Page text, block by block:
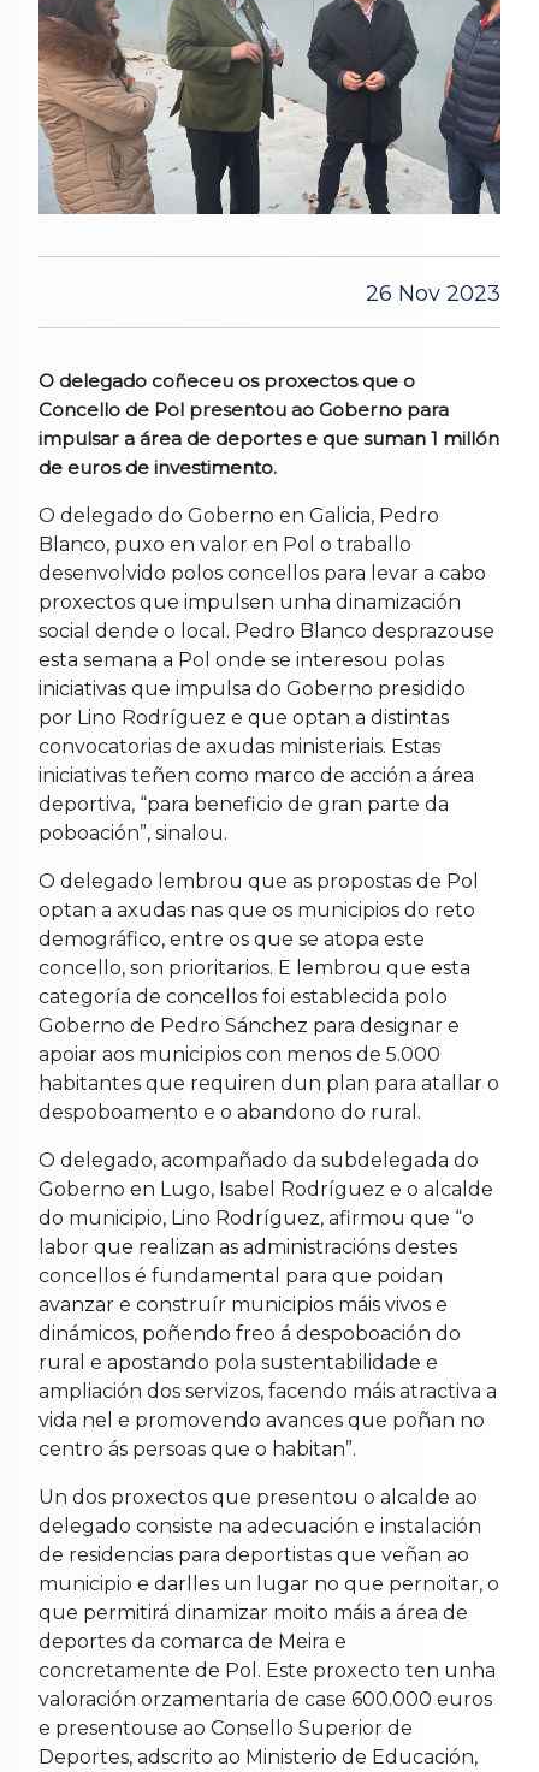
26 Nov 2023
O delegado coñeceu os proxectos que o
Concello de Pol presentou ao Goberno para
impulsar a área de deportes e que suman 1 millón
de euros de investimento.
O delegado do Goberno en Galicia, Pedro
Blanco, puxo en valor en Pol o traballo
desenvolvido polos concellos para levar a cabo
proxectos que impulsen unha dinamización
social dende o local. Pedro Blanco desprazouse
esta semana a Pol onde se interesou polas
iniciativas que impulsa do Goberno presidido
por Lino Rodríguez e que optan a distintas
convocatorias de axudas ministeriais. Estas
iniciativas teñen como marco de acción a área
deportiva, “para beneficio de gran parte da
poboación”, sinalou.
O delegado lembrou que as propostas de Pol
optan a axudas nas que os municipios do reto
demográfico, entre os que se atopa este
concello, son prioritarios. E lembrou que esta
categoría de concellos foi establecida polo
Goberno de Pedro Sánchez para designar e
apoiar aos municipios con menos de 5.000
habitantes que requiren dun plan para atallar o
despoboamento e o abandono do rural.
O delegado, acompañado da subdelegada do
Goberno en Lugo, Isabel Rodríguez e o alcalde
do municipio, Lino Rodríguez, afirmou que “o
labor que realizan as administracións destes
concellos é fundamental para que poidan
avanzar e construír municipios máis vivos e
dinámicos, poñendo freo á despoboación do
rural e apostando pola sustentabilidade e
ampliación dos servizos, facendo máis atractiva a
vida nel e promovendo avances que poñan no
centro ás persoas que o habitan”.
Un dos proxectos que presentou o alcalde ao
delegado consiste na adecuación e instalación
de residencias para deportistas que veñan ao
municipio e darlles un lugar no que pernoitar, o
que permitirá dinamizar moito máis a área de
deportes da comarca de Meira e
concretamente de Pol. Este proxecto ten unha
valoración orzamentaria de case 600.000 euros
e presentouse ao Consello Superior de
Deportes, adscrito ao Ministerio de Educación,